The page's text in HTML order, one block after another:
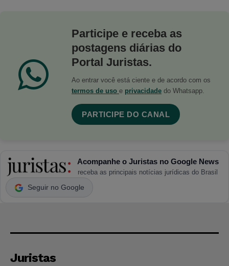
Participe e receba as
postagens diárias do
Portal Juristas.
Ao entrar você está ciente e de acordo com os
termos de uso e privacidade do Whatsapp.
PARTICIPE DO CANAL
Acompanhe o Juristas no Google News
receba as principais notícias jurídicas do Brasil
Seguir no Google
Juristas